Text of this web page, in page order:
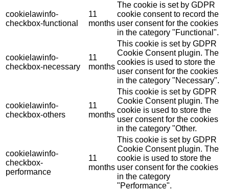
cookielawinfo-
checkbox-functional
11
months
The cookie is set by GDPR
cookie consent to record the
user consent for the cookies
in the category "Functional".
cookielawinfo-
checkbox-necessary
11
months
This cookie is set by GDPR
Cookie Consent plugin. The
cookies is used to store the
user consent for the cookies
in the category "Necessary".
cookielawinfo-
checkbox-others
11
months
This cookie is set by GDPR
Cookie Consent plugin. The
cookie is used to store the
user consent for the cookies
in the category "Other.
cookielawinfo-
checkbox-
performance
11
months
This cookie is set by GDPR
Cookie Consent plugin. The
cookie is used to store the
user consent for the cookies
in the category
"Performance".